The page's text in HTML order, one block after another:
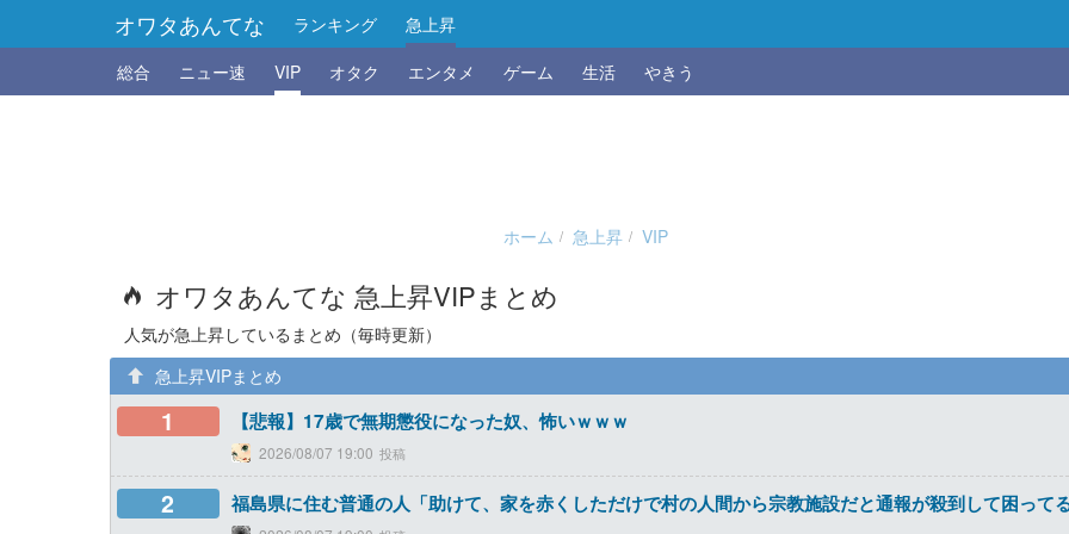
オワタあんてな ランキング
急上昇
総合
ニュー速 VIP オタク エンタメ ゲーム 生活 やきう
ホーム 急上昇 VIP
オワタあんてな 急上昇VIPまとめ
人気が急上昇しているまとめ（毎時更新）
急上昇VIPまとめ
1 【悲報】17歳で無期懲役になった奴、怖いｗｗｗ
2026/08/07 19:00
2 福島県に住む普通の人「助けて、家を赤くしただけで村の人間から宗教施設だと通報が殺到して困って